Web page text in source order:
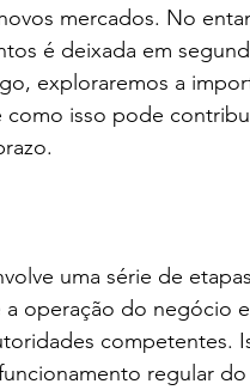
mercados. No
é deixada em
exploraremos a
como isso pode
uma série de
operação do negócio
competentes.
regular do